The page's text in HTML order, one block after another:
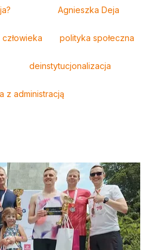
Agnieszka Deja
polityka społeczna
deinstytucjonalizacja
z administracją